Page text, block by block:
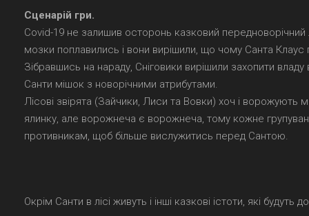
Сценарій гри.
Covid-19 не залишив осторонь казковий передноворічний
мозки поплавились і вони вирішили, що чому Санта Клаус
Зібравшись на нараду, Сніговики вирішили захопити
Санти мішок з новорічними атрибутами.
Лісові звірята (Зайчики, Лиси та Вовки) хоч і ворожують
ялинку, але ворожнеча є ворожнеча, тому кожне
противникам, щоб більше вислужитись перед Сантою.
Окрім Санти в лісі живуть і інші казкові істоти, які